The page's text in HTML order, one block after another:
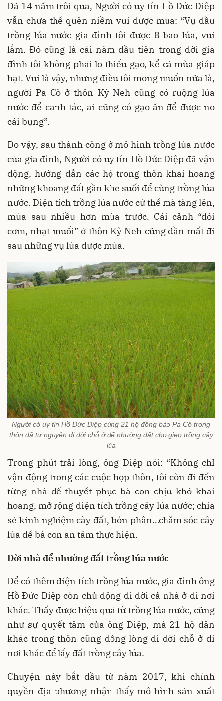
Đã 14 năm trôi qua, Người có uy tín Hồ Đức Diệp
vẫn chưa thể quên niềm vui được mùa: “Vụ đầu
trồng lúa nước gia đình tôi được 8 bao lúa, vui
lắm. Đó cũng là cái năm đầu tiên trong đời gia
đình tôi không phải lo thiếu gạo, kể cả mùa giáp
hạt. Vui là vậy, nhưng điều tôi mong muốn nữa là,
người Pa Cô ở thôn Kỳ Neh cũng có ruộng lúa
nước để canh tác, ai cũng có gạo ăn để được no
cái bụng”.
Do vậy, sau thành công ở mô hình trồng lúa nước
của gia đình, Người có uy tín Hồ Đức Diệp đã vận
động, hướng dẫn các hộ trong thôn khai hoang
những khoảng đất gần khe suối để cùng trồng lúa
nước. Diện tích trồng lúa nước cứ thế mà tăng lên,
mùa sau nhiều hơn mùa trước. Cái cảnh “đói
cơm, nhạt muối” ở thôn Kỳ Neh cũng dần mất đi
sau những vụ lúa được mùa.
Người có uy tín Hồ Đức Diệp cùng 21 hộ đồng bào Pa Cô trong
thôn đã tự nguyện di dời chỗ ở để nhường đất cho gieo trồng cây
lúa
Trong phút trải lòng, ông Diệp nói: “Không chỉ
vận động trong các cuộc họp thôn, tôi còn đi đến
từng nhà để thuyết phục bà con chịu khó khai
hoang, mở rộng diện tích trồng cây lúa nước; chia
sẻ kinh nghiệm cày đất, bón phân…chăm sóc cây
lúa để bà con an tâm thực hiện.
Dời nhàđể nhường đất trồng lúa nước
Để có thêm diện tích trồng lúa nước, gia đình ông
Hồ Đức Diệp còn chủ động di dời cả nhà ở đi nơi
khác. Thấy được hiệu quả từ trồng lúa nước, cũng
như sự quyết tâm của ông Diệp, mà 21 hộ dân
khác trong thôn cũng đồng lòng di dời chỗ ở đi
nơi khác để lấy đất trồng cây lúa.
Chuyện này bắt đầu từ năm 2017, khi chính
quyền địa phương nhận thấy mô hình sản xuất